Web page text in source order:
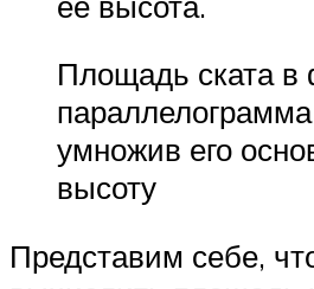
Площадь ската
умножив его
высоту
Представим себе,